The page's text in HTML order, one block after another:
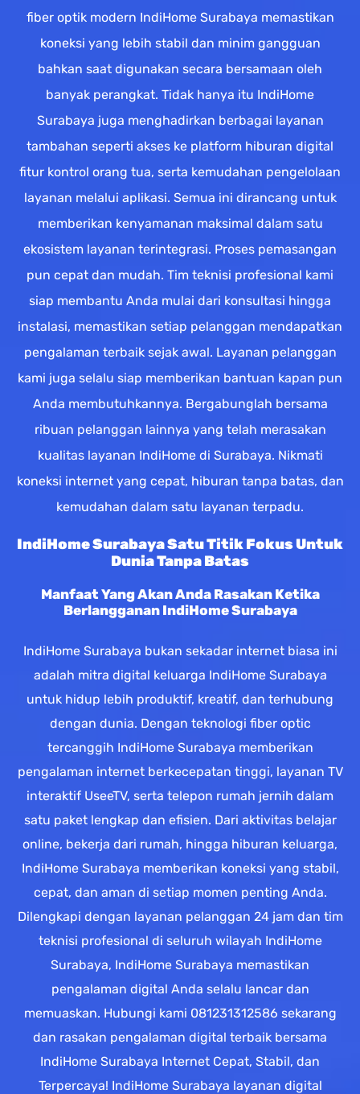
fiber optik modern IndiHome Surabaya memastikan
koneksi yang lebih stabil dan minim gangguan
bahkan saat digunakan secara bersamaan oleh
banyak perangkat. Tidak hanya itu IndiHome
Surabaya juga menghadirkan berbagai layanan
tambahan seperti akses ke platform hiburan digital
fitur kontrol orang tua, serta kemudahan pengelolaan
layanan melalui aplikasi. Semua ini dirancang untuk
memberikan kenyamanan maksimal dalam satu
ekosistem layanan terintegrasi. Proses pemasangan
pun cepat dan mudah. Tim teknisi profesional kami
siap membantu Anda mulai dari konsultasi hingga
instalasi, memastikan setiap pelanggan mendapatkan
pengalaman terbaik sejak awal. Layanan pelanggan
kami juga selalu siap memberikan bantuan kapan pun
Anda membutuhkannya. Bergabunglah bersama
ribuan pelanggan lainnya yang telah merasakan
kualitas layanan IndiHome di Surabaya. Nikmati
koneksi internet yang cepat, hiburan tanpa batas, dan
kemudahan dalam satu layanan terpadu.
IndiHome Surabaya Satu Titik Fokus Untuk
Dunia Tanpa Batas
Manfaat Yang Akan Anda Rasakan Ketika
Berlangganan IndiHome Surabaya
IndiHome Surabaya bukan sekadar internet biasa ini
adalah mitra digital keluarga IndiHome Surabaya
untuk hidup lebih produktif, kreatif, dan terhubung
dengan dunia. Dengan teknologi fiber optic
tercanggih IndiHome Surabaya memberikan
pengalaman internet berkecepatan tinggi, layanan TV
interaktif UseeTV, serta telepon rumah jernih dalam
satu paket lengkap dan efisien. Dari aktivitas belajar
online, bekerja dari rumah, hingga hiburan keluarga,
IndiHome Surabaya memberikan koneksi yang stabil,
cepat, dan aman di setiap momen penting Anda.
Dilengkapi dengan layanan pelanggan 24 jam dan tim
teknisi profesional di seluruh wilayah IndiHome
Surabaya, IndiHome Surabaya memastikan
pengalaman digital Anda selalu lancar dan
memuaskan. Hubungi kami 081231312586 sekarang
dan rasakan pengalaman digital terbaik bersama
IndiHome Surabaya Internet Cepat, Stabil, dan
Terpercaya! IndiHome Surabaya layanan digital